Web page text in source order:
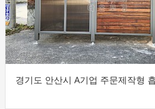
경기도 안산시 A기업 주문제작형